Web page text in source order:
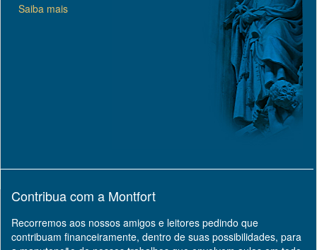
Saiba mais
Contribua com a Montfort
Recorremos aos nossos amigos e leitores pedindo que
contribuam financeiramente, dentro de suas possibilidades, para